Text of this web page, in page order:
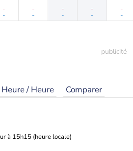
-
-
-
-
-
-
-
-
-
-
Heure / Heure Comparer
à 15h15 (heure locale)